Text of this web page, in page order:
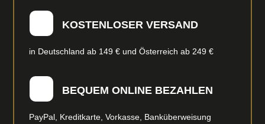
KOSTENLOSER VERSAND
in Deutschland ab 149 € und Österreich ab 249 €
BEQUEM ONLINE BEZAHLEN
PayPal, Kreditkarte, Vorkasse, Banküberweisung